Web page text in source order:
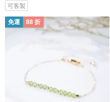
可客製
免運 88 折